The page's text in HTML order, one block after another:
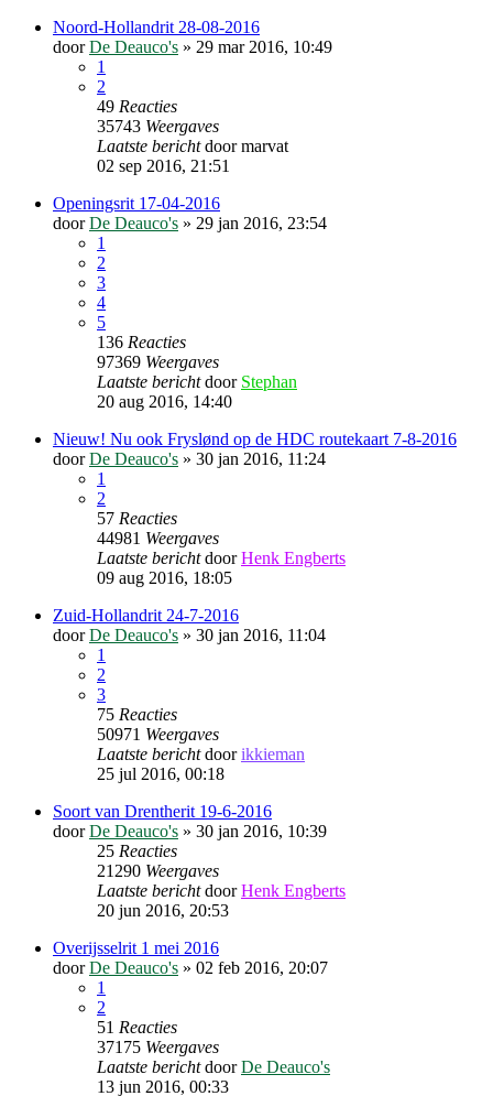
Noord-Hollandrit 28-08-2016
doorDe Deauco's » 29 mar 2016, 10:49
1
2
49 Reacties
35743 Weergaves
Laatste berichtdoormarvat
02 sep 2016, 21:51
Openingsrit 17-04-2016
doorDe Deauco's » 29 jan 2016, 23:54
1
2
3
4
5
136 Reacties
97369 Weergaves
Laatste berichtdoor Stephan
20 aug 2016, 14:40
Nieuw! Nu ook Fryslønd op de HDC routekaart 7-8-2016
doorDe Deauco's » 30 jan 2016, 11:24
1
2
57 Reacties
44981 Weergaves
Laatste berichtdoorHenk Engberts
09 aug 2016, 18:05
Zuid-Hollandrit 24-7-2016
doorDe Deauco's » 30 jan 2016, 11:04
1
2
3
75 Reacties
50971 Weergaves
Laatste berichtdoorikkieman
25 jul 2016, 00:18
Soort van Drentherit 19-6-2016
doorDe Deauco's » 30 jan 2016, 10:39
25 Reacties
21290 Weergaves
Laatste berichtdoorHenk Engberts
20 jun 2016, 20:53
Overijsselrit 1 mei 2016
doorDe Deauco's » 02 feb 2016, 20:07
1
2
51 Reacties
37175 Weergaves
Laatste berichtdoorDe Deauco's
13 jun 2016, 00:33